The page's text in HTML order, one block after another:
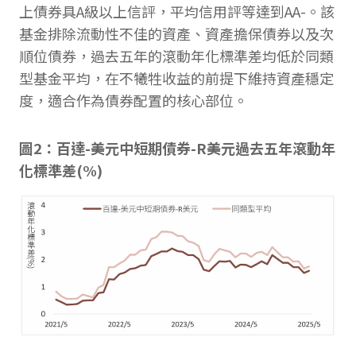
上債券具A級以上信評，平均信用評等達到AA-。該
基金排除流動性不佳的資產、資產擔保債券以及次
順位債券，過去五年的滾動年化標準差均低於同類
型基金平均，在不犧牲收益的前提下維持資產穩定
度，適合作為債券配置的核心部位。
圖2：百達-美元中短期債券-R美元過去五年滾動年
化標準差(%)